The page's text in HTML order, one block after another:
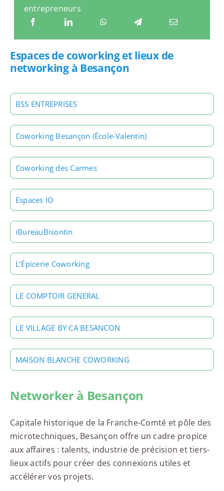
entrepreneurs
Espaces de coworking et lieux de
networking à Besançon
BSS ENTREPRISES
Coworking Besançon (École-Valentin)
Coworking des Carmes
Espaces IO
iBureauBisontin
L’Épicerie Coworking
LE COMPTOIR GENERAL
LE VILLAGE BY CA BESANCON
MAISON BLANCHE COWORKING
Networker à Besançon
Capitale historique de la Franche-Comté et pôle des
microtechniques, Besançon offre un cadre propice
aux affaires : talents, industrie de précision et tiers-
lieux actifs pour créer des connexions utiles et
accélérer vos projets.